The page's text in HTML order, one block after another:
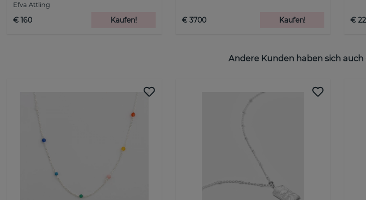
Efva Attling
€ 160 Kaufen! € 3700 Kaufen! €
Andere Kunden haben sich auch